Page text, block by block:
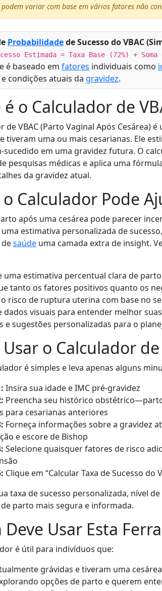
variar com base em vários fatores não
Probabilidadede Sucesso do VBAC
Estimada = Taxa Base (72%) +
é baseado em fatores individuais como
condições atuais da gravidez.
o Calculador de
de VBAC (Parto Vaginal Após Cesárea)
tiveram uma ou mais cesarianas. Ele
sucedido em uma gravidez futura. O
pesquisas médicas e aplica uma
da gravidez atual.
Calculador Pode
após uma cesárea pode parecer
estimativa personalizada de
saúde uma camada extra de insight.
uma estimativa percentual clara de
tanto os fatores positivos quanto os
risco de ruptura uterina com base no
dados visuais para entender melhor
e sugestões personalizadas para o
o Calculador de
é simples e leva apenas alguns
Insira sua idade e IMC pré-gravidez
Preencha seu histórico
para cesarianas anteriores
Forneça informações sobre a gravidez
e escore de Bishop
Selecione quaisquer fatores de risco
Clique em “Calcular Taxa de Sucesso do
taxa de sucesso personalizada, nível
parto mais segura e informada.
Deve Usar Esta
é útil para indivíduos que:
grávidas e tiveram uma
opções de parto e querem